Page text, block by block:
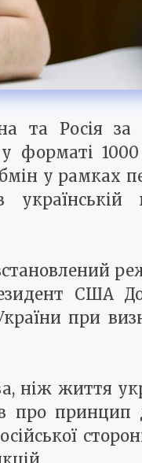
та Росія
форматі
у рамках
США
при
ніж життя
принцип